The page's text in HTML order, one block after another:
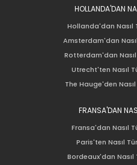
HOLLANDA'DAN
Hollanda'dan Nasıl
Amsterdam'dan
Rotterdam'dan Nasıl
Utrecht'ten Nasıl
The Hauge'den
FRANSA'DAN
Fransa'dan Nasıl
Paris'ten Nasıl
Bordeaux'dan Nasıl